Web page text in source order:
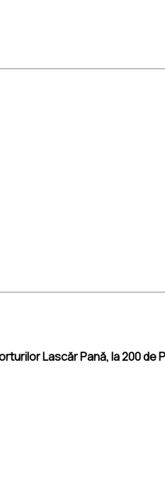
Lascăr Pană, la 200 de